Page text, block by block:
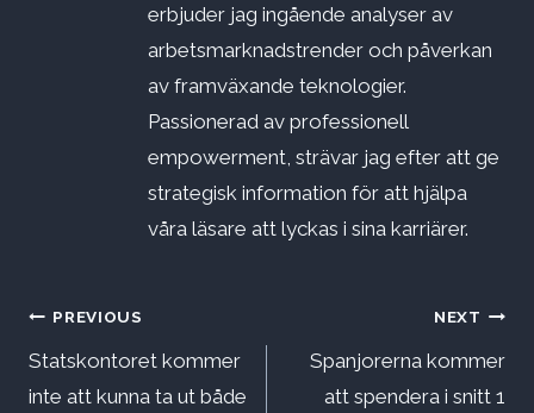
erbjuder jag ingående analyser av
arbetsmarknadstrender och påverkan
av framväxande teknologier.
Passionerad av professionell
empowerment, strävar jag efter att ge
strategisk information för att hjälpa
våra läsare att lyckas i sina karriärer.
Inläggsnavigering
PREVIOUS
Statskontoret kommer
inte att kunna ta ut både
NEXT
Spanjorerna kommer
att spendera i snitt 1